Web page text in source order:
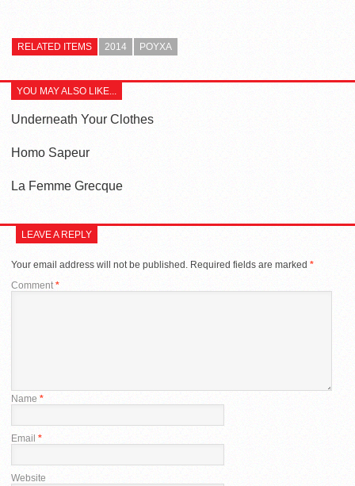
RELATED ITEMS 2014 ΡΟΥΧΑ
YOU MAY ALSO LIKE...
Underneath Your Clothes
Homo Sapeur
La Femme Grecque
LEAVE A REPLY
Your email address will not be published. Required fields are marked *
Comment*
Name *
Email *
Website